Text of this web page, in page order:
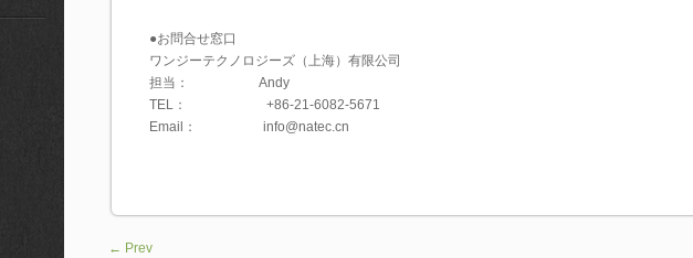
●お問合せ窓口
ワンジーテクノロジーズ（上海）有限公司
担当： Andy
TEL： +86-21-6082-5671
Email： info@natec.cn
← Prev